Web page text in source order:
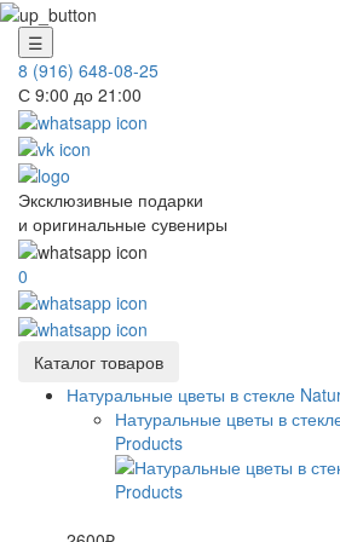
☰
8 (916) 648-08-25
С 9:00 до 21:00
Эксклюзивные подарки
и оригинальные сувениры
0
Каталог товаров
Натуральные цветы в стекле
Натуральные цветы в
Products